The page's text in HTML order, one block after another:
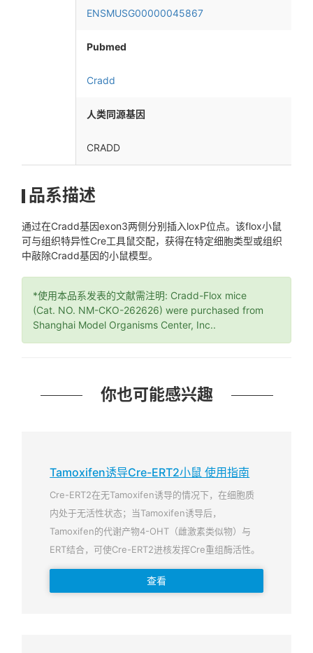
ENSMUSG00000045867
Pubmed
Cradd
人类同源基因
CRADD
品系描述
通过在Cradd基因exon3两侧分别插入loxP位点。该flox小鼠
可与组织特异性Cre工具鼠交配，获得在特定细胞类型或组织
中敲除Cradd基因的小鼠模型。
*使用本品系发表的文献需注明: Cradd-Flox mice
(Cat. NO. NM-CKO-262626) were purchased from
Shanghai Model Organisms Center, Inc..
你也可能感兴趣
Tamoxifen诱导Cre-ERT2小鼠 使用指南
Cre-ERT2在无Tamoxifen诱导的情况下，在细胞质
内处于无活性状态；当Tamoxifen诱导后，
Tamoxifen的代谢产物4-OHT（雌激素类似物）与
ERT结合，可使Cre-ERT2进核发挥Cre重组酶活性。
查看